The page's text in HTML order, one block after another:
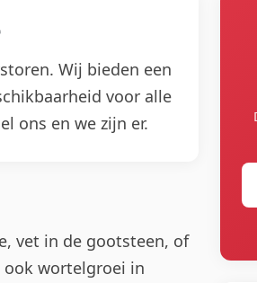
Wij bieden een
voor alle
ons en we zijn er.
vet in de gootsteen, of
wortelgroei in